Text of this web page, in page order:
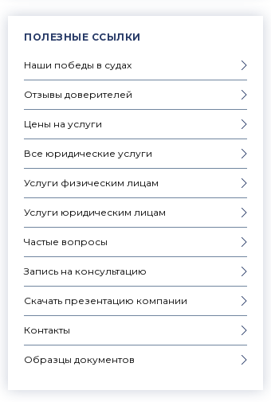
ПОЛЕЗНЫЕ ССЫЛКИ
Наши победы в судах
Отзывы доверителей
Цены на услуги
Все юридические услуги
Услуги физическим лицам
Услуги юридическим лицам
Частые вопросы
Запись на консультацию
Скачать презентацию компании
Контакты
Образцы документов